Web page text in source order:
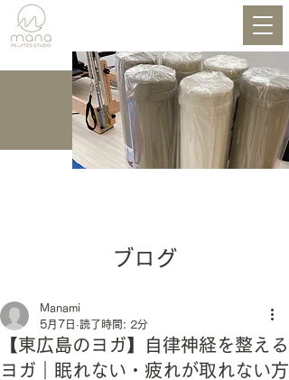
ブログ
【東広島のヨガ】自律神経を整える
ヨガ｜眠れない・疲れが取れない方
Manami
5月7日 読了時間: 2分